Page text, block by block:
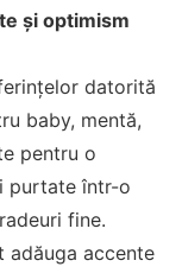
și optimism
datorită
baby, mentă,
pentru o
purtate într-o
fine.
adăuga accente